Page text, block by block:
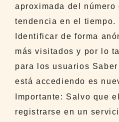
aproximada del
tendencia en el tiempo.
Identificar de forma
más visitados y por lo
para los usuarios
está accediendo es
Importante: Salvo que
registrarse en un